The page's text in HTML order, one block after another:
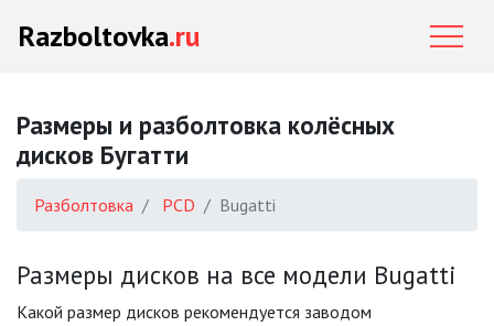
Razboltovka.ru
Размеры и разболтовка колёсных
дисков Бугатти
Разболтовка PCD Bugatti
Размеры дисков на все модели Bugatti
Какой размер дисков рекомендуется заводом